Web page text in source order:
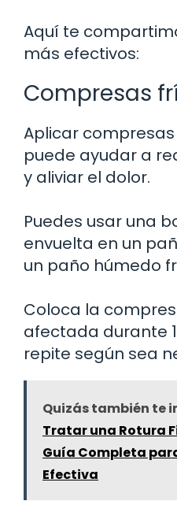
Aquí te
más efectivos:
Compresas
Aplicar
puede ayudar a
y aliviar el dolor.
Puedes usar una
envuelta en un
un paño húmedo
Coloca la
afectada durante
repite según sea
Quizás también te
Tratar una Rotura
Guía Completa
Efectiva